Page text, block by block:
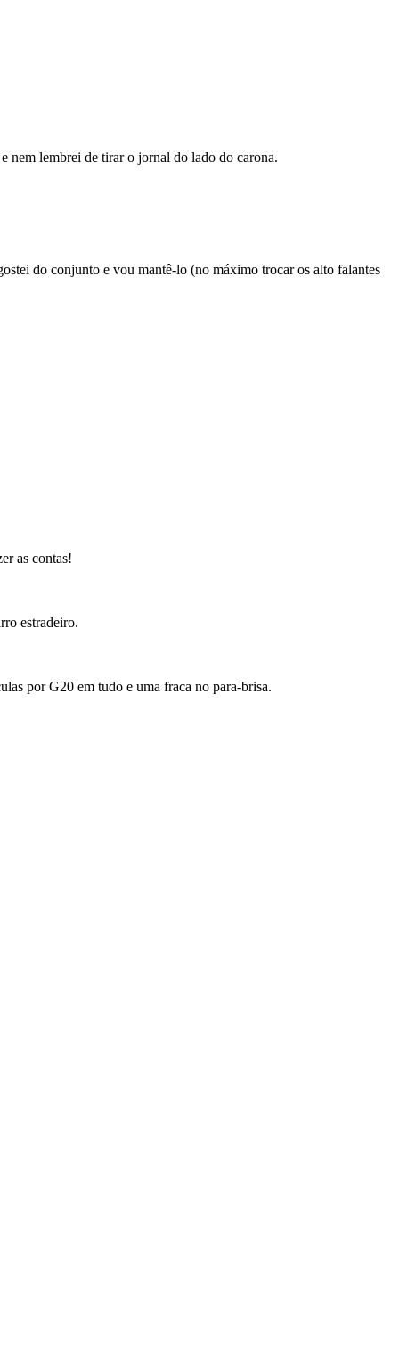
nem lembrei de tirar o jornal do lado do carona.
do conjunto e vou mantê-lo (no máximo trocar os alto falantes
as contas!
estradeiro.
por G20 em tudo e uma fraca no para-brisa.